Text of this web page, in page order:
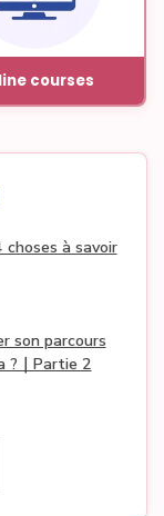
courses
à savoir
son parcours
?｜Partie 2